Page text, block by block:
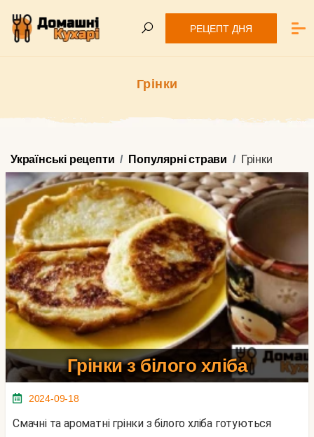
РЕЦЕПТ ДНЯ
Грінки
Українські рецепти Популярні страви Грінки
Грінки з білого хліба
2024-09-18
Смачні та ароматні грінки з білого хліба готуються